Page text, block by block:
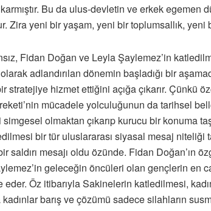
Bu da ulus-devletin ve erkek
Zira yeni bir yaşam, yeni bir toplumsallık,
Fidan Doğan ve Leyla Şaylemez’in
adlandırılan dönemin başladığı bir
stratejiye hizmet ettiğini açığa çıkarır. Çünkü
mücadele yolculuğunun da tarihsel
olmaktan çıkarıp kurucu bir konuma
bir tür uluslararası siyasal mesaj
saldırı mesajı oldu özünde. Fidan
geleceğin öncüleri olan gençlerin en
Öz itibarıyla Sakinelerin katledilmesi,
barış ve çözümü sadece silahların